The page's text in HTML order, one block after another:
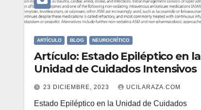
ARTÍCULO BLOG NEUROCRÍTICO
Artículo: Estado Epiléptico en la
Unidad de Cuidados Intensivos
23 DICIEMBRE, 2023 UCILARAZA.COM
Estado Epiléptico en la Unidad de Cuidados